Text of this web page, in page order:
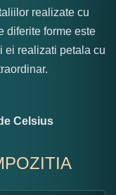
realizate cu
diferite forme este
ei realizati petala cu
Celsius